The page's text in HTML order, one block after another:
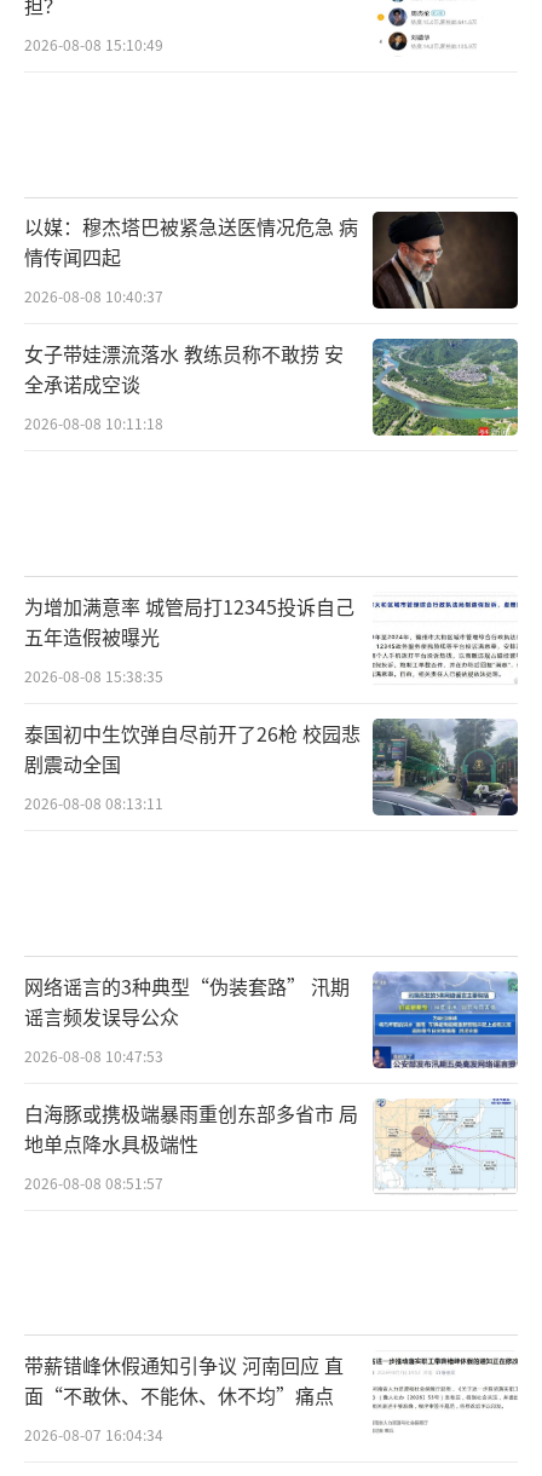
2026-08-08 15:10:49
以媒：穆杰塔巴被紧急送医情况危急 病
情传闻四起
2026-08-08 10:40:37
女子带娃漂流落水 教练员称不敢捞 安
全承诺成空谈
2026-08-08 10:11:18
为增加满意率 城管局打12345投诉自己
五年造假被曝光
2026-08-08 15:38:35
泰国初中生饮弹自尽前开了26枪 校园悲
剧震动全国
2026-08-08 08:13:11
网络谣言的3种典型“伪装套路” 汛期
谣言频发误导公众
2026-08-08 10:47:53
白海豚或携极端暴雨重创东部多省市 局
地单点降水具极端性
2026-08-08 08:51:57
带薪错峰休假通知引争议 河南回应 直
面“不敢休、不能休、休不均”痛点
2026-08-07 16:04:34